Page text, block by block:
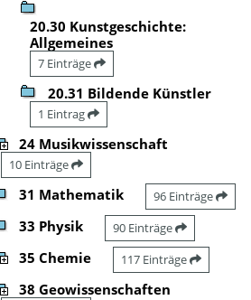
20.30 Kunstgeschichte:
Allgemeines
7 Einträge
20.31 Bildende Künstler
1 Eintrag
24 Musikwissenschaft
10 Einträge
31 Mathematik 96 Einträge
33 Physik 90 Einträge
35 Chemie 117 Einträge
38 Geowissenschaften